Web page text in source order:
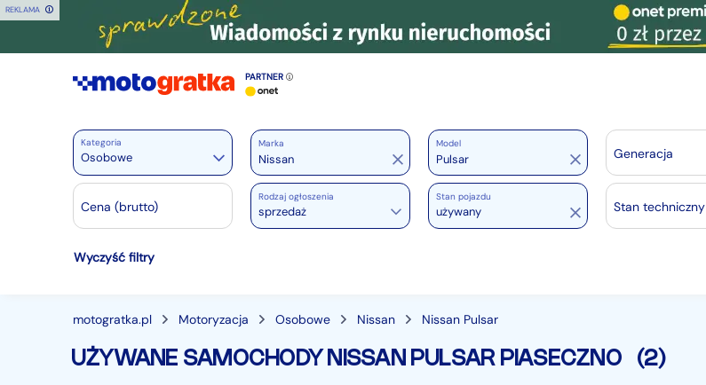
REKLAMA
PARTNER
Kategoria
Osobowe
Motoryzacja
Osobowe
Dostawcze 3525
Ciężarowe
Autobusy
Marka Model
Generacja
Cena (brutto)
Rodzaj ogłoszenia
sprzedaż
Stan pojazdu
używany Stan techniczny
Wyczyść filtry
motogratka.pl Motoryzacja Osobowe Nissan Nissan Pulsar
UŻYWANE SAMOCHODY NISSAN PULSAR PIASECZNO (2)